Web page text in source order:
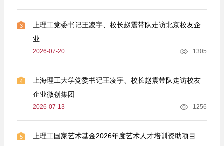
3
上理工党委书记王凌宇、校长赵震带队走访北京校友企
业
2026-07-20 1305
4
上海理工大学党委书记王凌宇、校长赵震带队走访校友
企业微创集团
2026-07-13 1256
5
上理工国家艺术基金2026年度艺术人才培训资助项目